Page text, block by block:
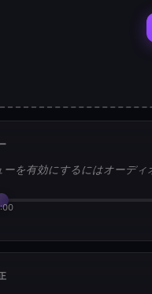
ーを有効にするにはオーデ